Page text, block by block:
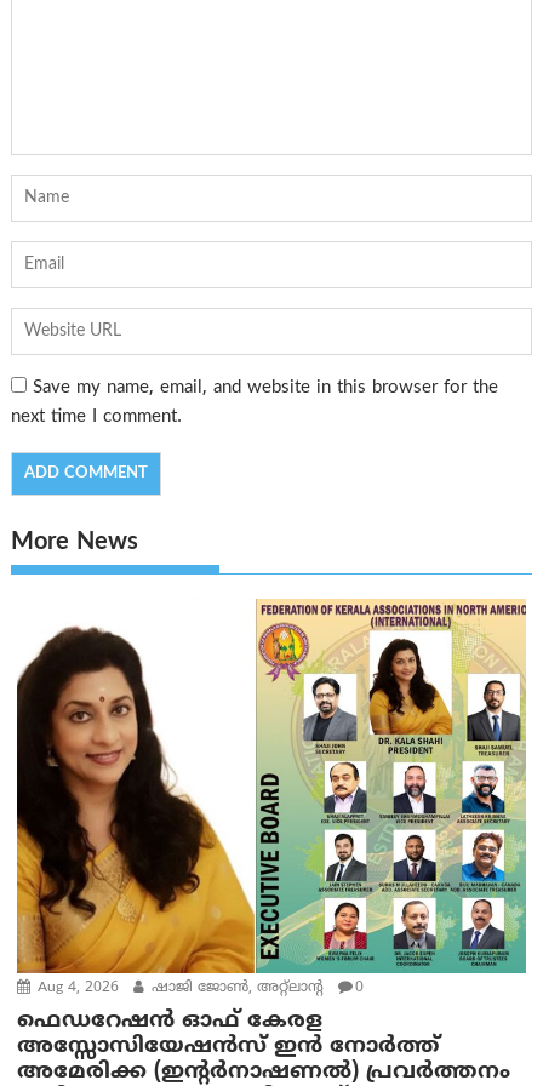
Save my name, email, and website in this browser for the
next time I comment.
More News
Aug 4, 2026 ഷാജി ജോൺ, അറ്റ്‌ലാന്റ 0
ഫെഡറേഷൻ ഓഫ് കേരള
അസ്സോസിയേഷന്‍സ് ഇന്‍ നോര്‍ത്ത്
അമേരിക്ക (ഇന്റർനാഷണൽ) പ്രവർത്തനം